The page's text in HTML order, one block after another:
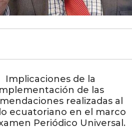
Implicaciones de la
de las
realizadas al
ecuatoriano en el marco
Periódico Universal.